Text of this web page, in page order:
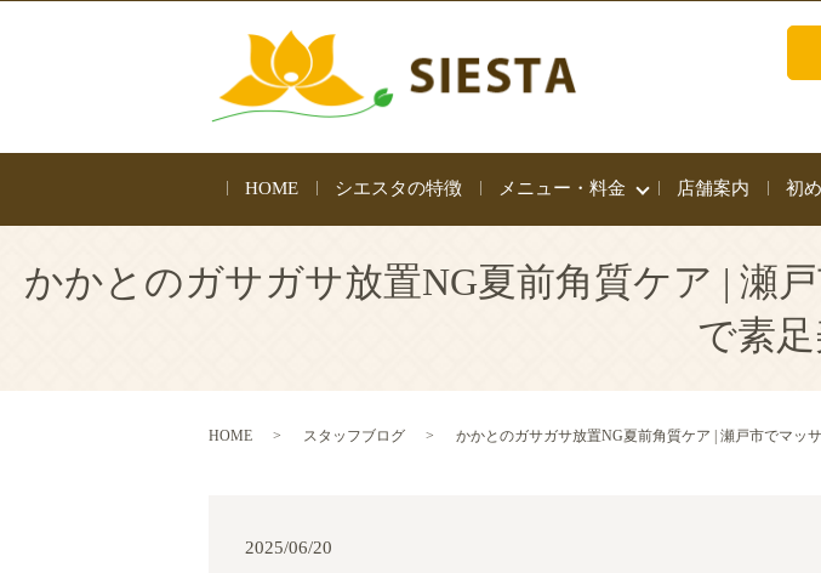
HOME シエスタの特徴 メニュー・料金 店舗案内 初
かかとのガサガサ放置NG夏前角質ケア | 瀬
で素
HOME スタッフブログ かかとのガサガサ放置NG夏前角質ケア | 瀬戸市でマッ
2025/06/20